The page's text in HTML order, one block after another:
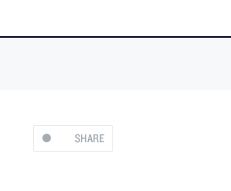
SHARE